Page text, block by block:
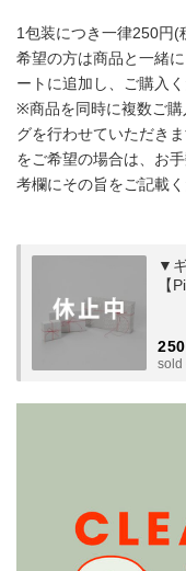
1包装につき一律250円(
希望の方は商品と一緒
ートに追加し、ご購入く
※商品を同時に複数ご購
グを行わせていただき
をご希望の場合は、お
考欄にその旨をご記載く
▼
【
sold